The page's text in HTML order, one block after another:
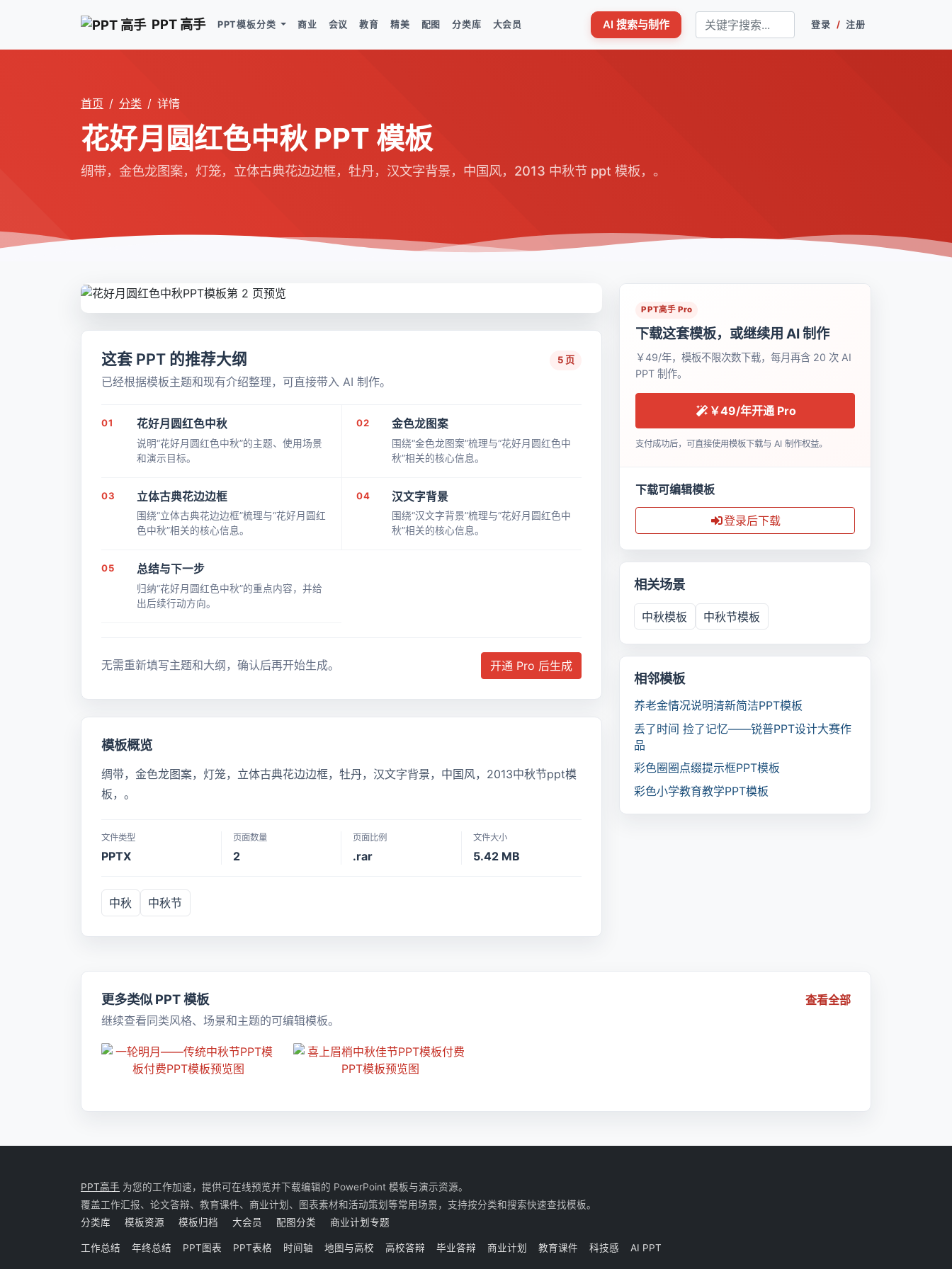
PPT 高手 PPT模板分类 商业 会议 教育 精美 配图 分类库 大会员 AI 搜索与制作 登录 / 注册
首页 分类 详情
花好月圆红色中秋 PPT 模板
绸带，金色龙图案，灯笼，立体古典花边边框，牡丹，汉文字背景，中国风，2013 中秋节 ppt 模板，。
这套 PPT 的推荐大纲
已经根据模板主题和现有介绍整理，可直接带入 AI 制作。
5 页
01 花好月圆红色中秋
说明“花好月圆红色中秋”的主题、使用场景
和演示目标。
02 金色龙图案
围绕“金色龙图案”梳理与“花好月圆红色中
秋”相关的核心信息。
03 立体古典花边边框
围绕“立体古典花边边框”梳理与“花好月圆红
色中秋”相关的核心信息。
04 汉文字背景
围绕“汉文字背景”梳理与“花好月圆红色中
秋”相关的核心信息。
05 总结与下一步
归纳“花好月圆红色中秋”的重点内容，并给
出后续行动方向。
无需重新填写主题和大纲，确认后再开始生成。 开通 Pro 后生成
模板概览
绸带，金色龙图案，灯笼，立体古典花边边框，牡丹，汉文字背景，中国风，2013中秋节ppt模
板，。
文件类型
PPTX
页面数量
2
页面比例
.rar
文件大小
5.42 MB
中秋 中秋节
PPT高手 Pro
下载这套模板，或继续用 AI 制作
￥49/年，模板不限次数下载，每月再含 20 次 AI
PPT 制作。
￥49/年开通 Pro
支付成功后，可直接使用模板下载与 AI 制作权益。
下载可编辑模板
登录后下载
相关场景
中秋模板 中秋节模板
相邻模板
养老金情况说明清新简洁PPT模板
丢了时间 捡了记忆――锐普PPT设计大赛作
品
彩色圈圈点缀提示框PPT模板
彩色小学教育教学PPT模板
更多类似 PPT 模板
继续查看同类风格、场景和主题的可编辑模板。
查看全部
PPT高手 为您的工作加速，提供可在线预览并下载编辑的 PowerPoint 模板与演示资源。
覆盖工作汇报、论文答辩、教育课件、商业计划、图表素材和活动策划等常用场景，支持按分类和搜索快速查找模板。
分类库
模板资源 模板归档 大会员 配图分类 商业计划专题
工作总结 年终总结 PPT图表 PPT表格 时间轴 地图与高校 高校答辩 毕业答辩 商业计划 教育课件 科技感 AI PPT